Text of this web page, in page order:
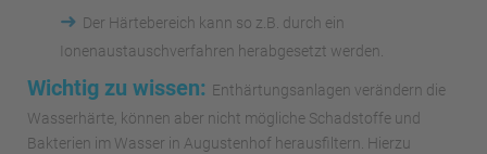
➜ Der Härtebereich kann so z.B. durch ein
Ionenaustauschverfahren herabgesetzt werden.
Wichtig zu wissen: Enthärtungsanlagen verändern die
Wasserhärte, können aber nicht mögliche Schadstoffe und
Bakterien im Wasser in Augustenhof herausfiltern. Hierzu